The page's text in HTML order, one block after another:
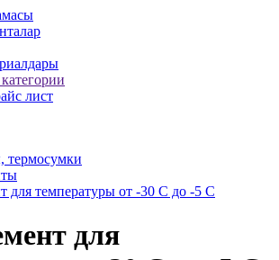
термосумки
для температуры от -30 С до -5 С
для